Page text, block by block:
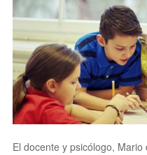
El docente y psicólogo,